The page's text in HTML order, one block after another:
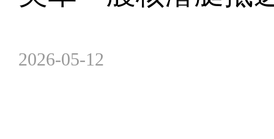
2026-05-12